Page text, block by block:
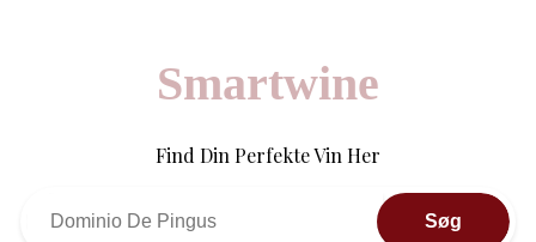
Smartwine
Find Din Perfekte Vin Her
Søg